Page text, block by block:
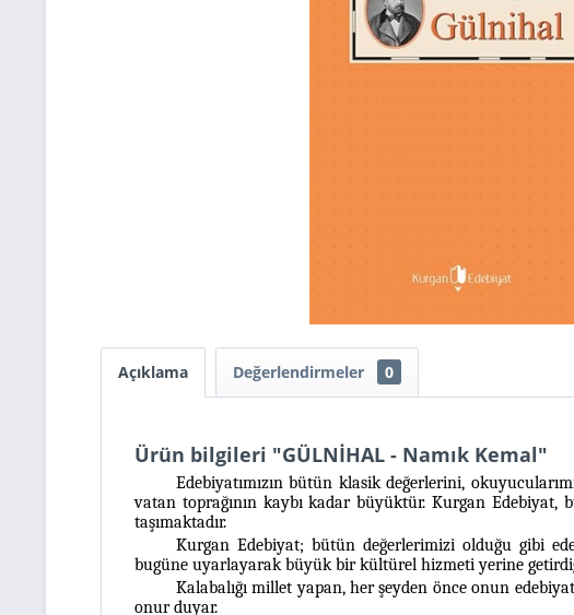
Açıklama Değerlendirmeler 0
Ürün bilgileri "GÜLNİHAL - Namık Kemal"
Edebiyatımızın bütün klasik değerlerini,
vatan toprağının kaybı kadar büyüktür. Kurgan Edebiyat,
taşımaktadır.
Kurgan Edebiyat; bütün değerlerimizi olduğu gibi
bugüne uyarlayarak büyük bir kültürel hizmeti yerine
Kalabalığı millet yapan, her şeyden önce onun
onur duyar.